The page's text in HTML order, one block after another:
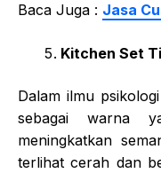
Baca Juga : Jasa
Kitchen Set
Dalam ilmu
sebagai warna
meningkatkan
terlihat cerah dan